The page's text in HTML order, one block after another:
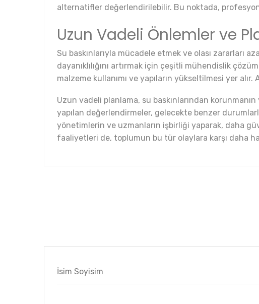
alternatifler değerlendirilebilir. Bu noktada,
Uzun Vadeli Önlemler ve
Su baskınlarıyla mücadele etmek ve olası zararları
dayanıklılığını artırmak için çeşitli mühendislik
malzeme kullanımı ve yapıların yükseltilmesi yer
Uzun vadeli planlama, su baskınlarından korunmanın
yapılan değerlendirmeler, gelecekte benzer
yönetimlerin ve uzmanların işbirliği yaparak, daha
faaliyetleri de, toplumun bu tür olaylara karşı daha